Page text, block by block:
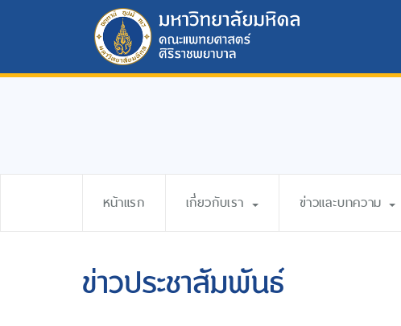
หน้าแรก เกี่ยวกับเรา ข่าวและบทความ
ข่าวประชาสัมพันธ์